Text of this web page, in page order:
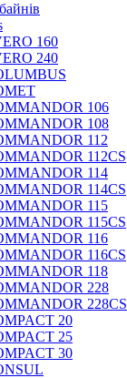
160
240
106
108
112
112CS
114
114CS
115
115CS
116
116CS
118
228
228CS
20
25
30